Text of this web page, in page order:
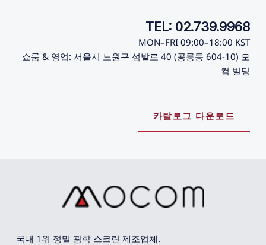
TEL: 02.739.9968
MON–FRI 09:00–18:00 KST
쇼룸 & 영업: 서울시 노원구 섬밭로 40 (공릉동 604-10) 모
컴 빌딩
카탈로그 다운로드
국내 1위 정밀 광학 스크린 제조업체.